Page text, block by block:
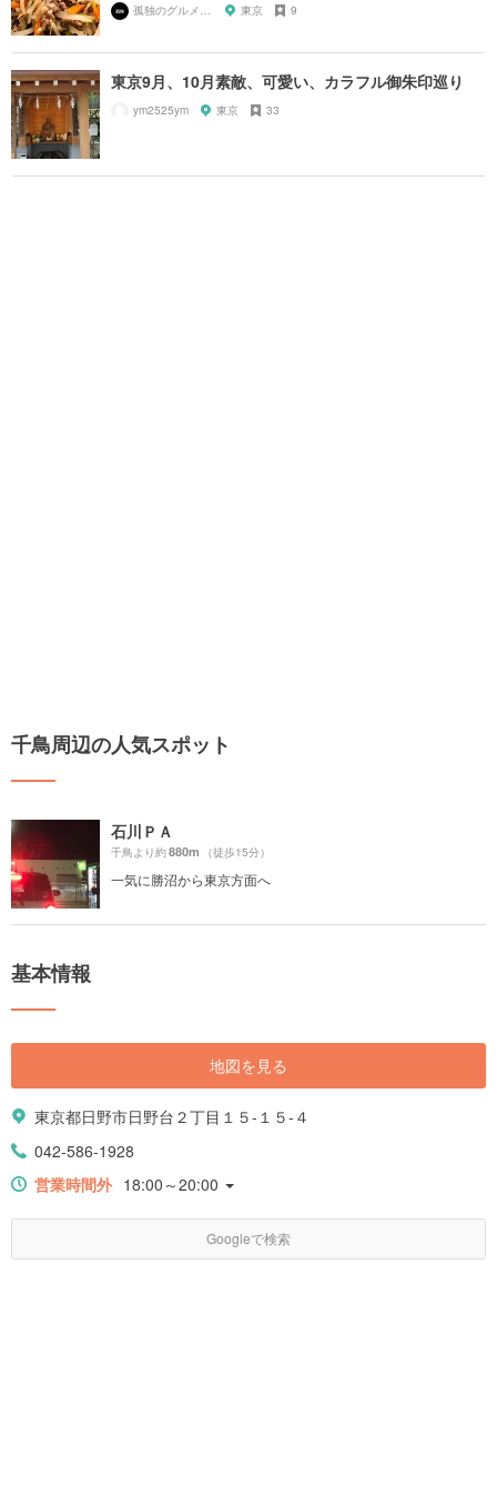
東京 9
東京9月、10月素敵、可愛い、カラフル御朱印巡り
ym2525ym 東京 33
千鳥周辺の人気スポット
石川ＰＡ
千鳥より約880m （徒歩15分）
一気に勝沼から東京方面へ
基本情報
地図を見る
東京都日野市日野台２丁目１５-１５-４
042-586-1928
営業時間外 18:00～20:00
Googleで検索